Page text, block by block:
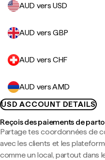
AUD vers USD
AUD vers GBP
AUD vers CHF
AUD vers AMD
USD ACCOUNT DETAILS
Reçois des paiements de
Partage tes coordonnées de
avec les clients et les
comme un local, partout dans